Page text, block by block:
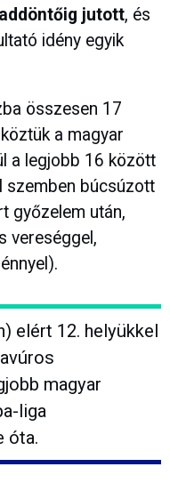
jutott, és
idény egyik
összesen 17
a magyar
a legjobb 16 között
szemben búcsúzott
győzelem után,
vereséggel,
elért 12. helyükkel
magyar
liga
óta.